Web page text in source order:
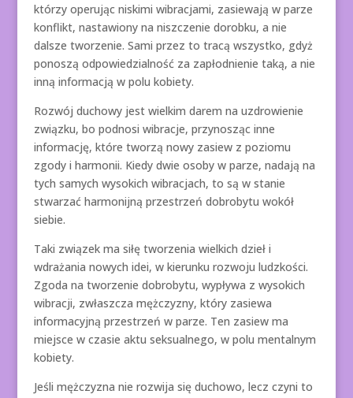
którzy operując niskimi wibracjami, zasiewają w parze
konflikt, nastawiony na niszczenie dorobku, a nie
dalsze tworzenie. Sami przez to tracą wszystko, gdyż
ponoszą odpowiedzialność za zapłodnienie taką, a nie
inną informacją w polu kobiety.
Rozwój duchowy jest wielkim darem na uzdrowienie
związku, bo podnosi wibracje, przynosząc inne
informację, które tworzą nowy zasiew z poziomu
zgody i harmonii. Kiedy dwie osoby w parze, nadają na
tych samych wysokich wibracjach, to są w stanie
stwarzać harmonijną przestrzeń dobrobytu wokół
siebie.
Taki związek ma siłę tworzenia wielkich dzieł i
wdrażania nowych idei, w kierunku rozwoju ludzkości.
Zgoda na tworzenie dobrobytu, wypływa z wysokich
wibracji, zwłaszcza mężczyzny, który zasiewa
informacyjną przestrzeń w parze. Ten zasiew ma
miejsce w czasie aktu seksualnego, w polu mentalnym
kobiety.
Jeśli mężczyzna nie rozwija się duchowo, lecz czyni to